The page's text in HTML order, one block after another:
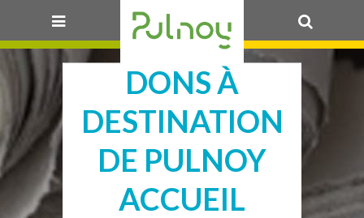
11 JUIN 2025
DONS À
DESTINATION
DE PULNOY
ACCUEIL